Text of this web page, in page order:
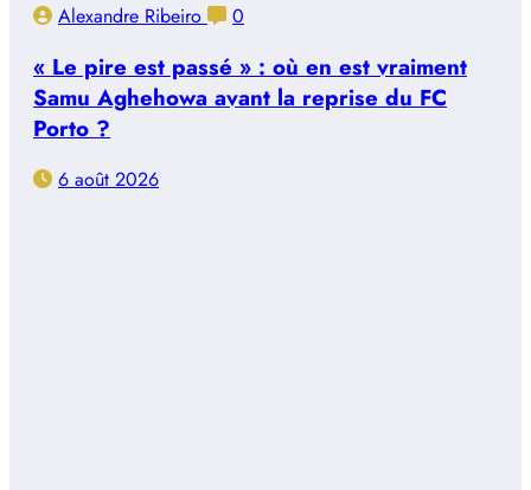
Alexandre Ribeiro 0
« Le pire est passé » : où en est vraiment
Samu Aghehowa avant la reprise du FC
Porto ?
6 août 2026